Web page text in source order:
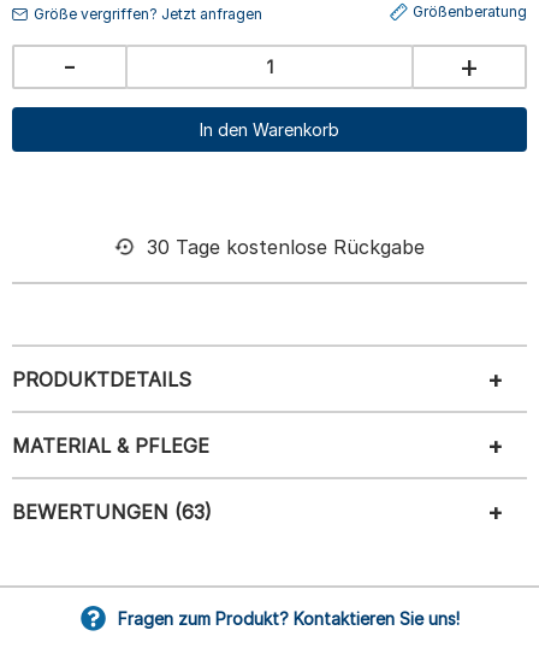
Größe vergriffen? Jetzt anfragen Größenberatung
- +
In den Warenkorb
30 Tage kostenlose Rückgabe
PRODUKTDETAILS
MATERIAL & PFLEGE
BEWERTUNGEN (63)
Fragen zum Produkt? Kontaktieren Sie uns!